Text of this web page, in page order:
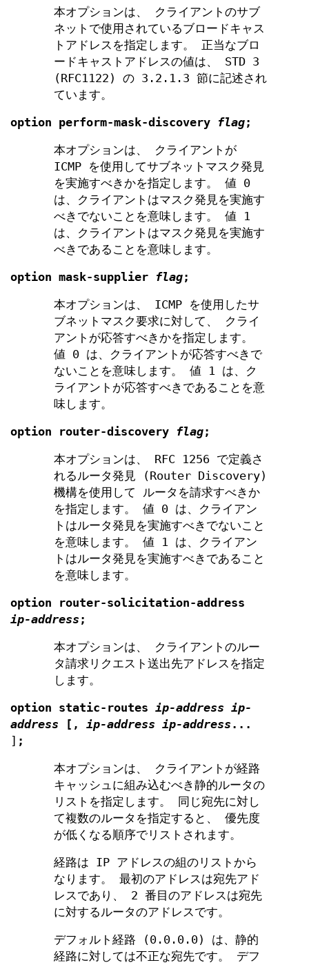
本オプションは、 クライアントのサブ
ネットで使用されているブロードキャス
トアドレスを指定します。 正当なブロ
ードキャストアドレスの値は、 STD 3
(RFC1122) の 3.2.1.3 節に記述され
ています。
option perform-mask-discovery flag;
本オプションは、 クライアントが
ICMP を使用してサブネットマスク発見
を実施すべきかを指定します。 値 0
は、クライアントはマスク発見を実施す
べきでないことを意味します。 値 1
は、クライアントはマスク発見を実施す
べきであることを意味します。
option mask-supplier flag;
本オプションは、 ICMP を使用したサ
ブネットマスク要求に対して、 クライ
アントが応答すべきかを指定します。
値 0 は、クライアントが応答すべきで
ないことを意味します。 値 1 は、ク
ライアントが応答すべきであることを意
味します。
option router-discovery flag;
本オプションは、 RFC 1256 で定義さ
れるルータ発見 (Router Discovery)
機構を使用して ルータを請求すべきか
を指定します。 値 0 は、クライアン
トはルータ発見を実施すべきでないこと
を意味します。 値 1 は、クライアン
トはルータ発見を実施すべきであること
を意味します。
option
router-solicitation-address
ip-address ;
本オプションは、 クライアントのルー
タ請求リクエスト送出先アドレスを指定
します。
option static-routes ip-address ip-
address [ , ip-address ip-address ...
] ;
本オプションは、 クライアントが経路
キャッシュに組み込むべき静的ルータの
リストを指定します。 同じ宛先に対し
て複数のルータを指定すると、 優先度
が低くなる順序でリストされます。
経路は IP アドレスの組のリストから
なります。 最初のアドレスは宛先アド
レスであり、 2 番目のアドレスは宛先
に対するルータのアドレスです。
デフォルト経路 (0.0.0.0) は、静的
経路に対しては不正な宛先です。 デフ